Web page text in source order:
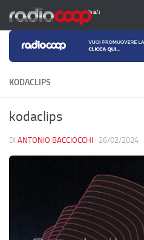
Salta al contenuto
KODACLIPS
kodaclips
DI ANTONIO BACCIOCCHI · 26/02/2024